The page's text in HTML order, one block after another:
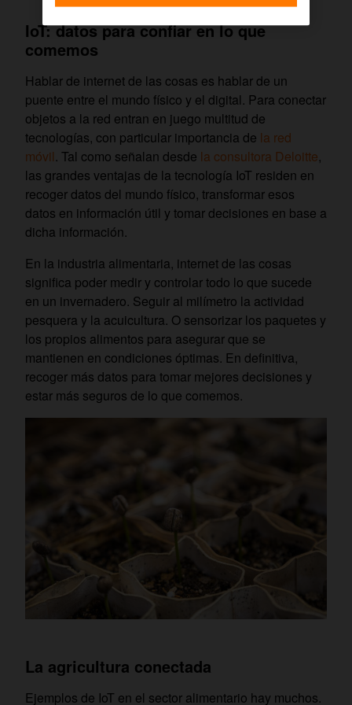
IoT: datos para confiar en lo que
comemos
Hablar de internet de las cosas es hablar de un
puente entre el mundo físico y el digital. Para conectar
objetos a la red entran en juego multitud de
tecnologías, con particular importancia de la red
móvil. Tal como señalan desde la consultora Deloitte,
las grandes ventajas de la tecnología IoT residen en
recoger datos del mundo físico, transformar esos
datos en información útil y tomar decisiones en base a
dicha información.
En la industria alimentaria, internet de las cosas
significa poder medir y controlar todo lo que sucede
en un invernadero. Seguir al milímetro la actividad
pesquera y la acuicultura. O sensorizar los paquetes y
los propios alimentos para asegurar que se
mantienen en condiciones óptimas. En definitiva,
recoger más datos para tomar mejores decisiones y
estar más seguros de lo que comemos.
La agricultura conectada
Ejemplos de IoT en el sector alimentario hay muchos.